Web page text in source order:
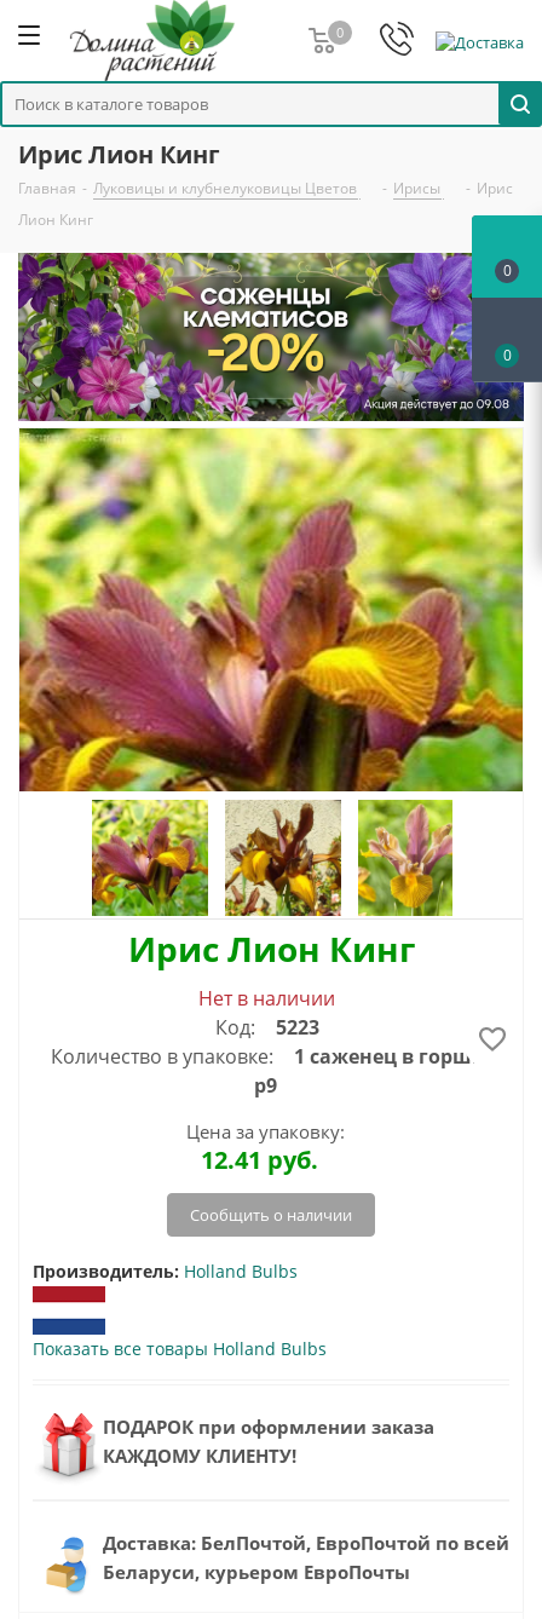
0
Ирис Лион Кинг
Главная - Луковицы и клубнелуковицы Цветов - Ирисы - Ирис
Лион Кинг
Ирис Лион Кинг
Нет в наличии
Код:
5223
Количество в упаковке:
1 саженец в горшке
p9
Цена за упаковку:
12.41 руб.
Сообщить о наличии
Производитель: Holland Bulbs
Показать все товары Holland Bulbs
ПОДАРОК при оформлении заказа
КАЖДОМУ КЛИЕНТУ!
Доставка: БелПочтой, ЕвроПочтой по всей
Беларуси, курьером ЕвроПочты
0
0